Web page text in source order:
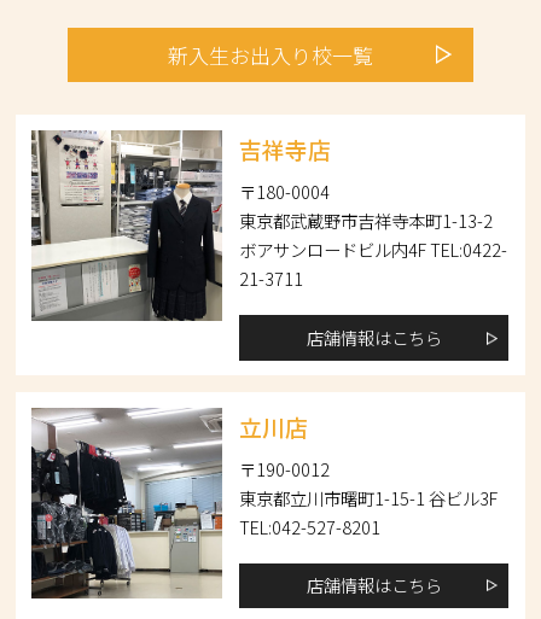
新入生お出入り校一覧
吉祥寺店
〒180-0004
東京都武蔵野市吉祥寺本町1-13-2
ボアサンロードビル内4F TEL:0422-
21-3711
店舗情報はこちら
立川店
〒190-0012
東京都立川市曙町1-15-1 谷ビル3F
TEL:042-527-8201
店舗情報はこちら